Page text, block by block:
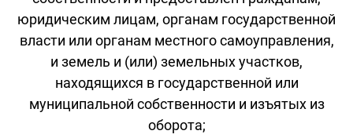
юридическим лицам, органам государственной
власти или органам местного самоуправления,
и земель и (или) земельных участков,
находящихся в государственной или
муниципальной собственности и изъятых из
оборота;